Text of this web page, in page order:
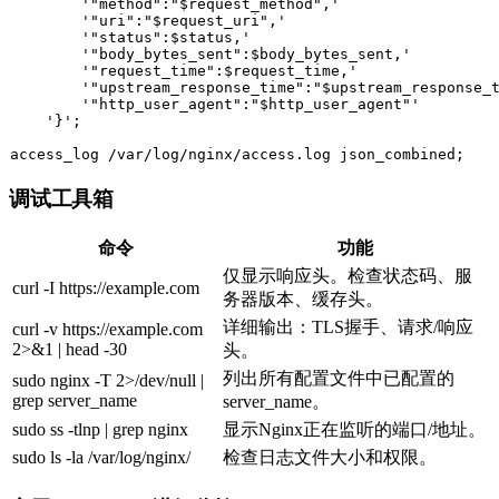
        '"method":"$request_method",'
        '"uri":"$request_uri",'
        '"status":$status,'
        '"body_bytes_sent":$body_bytes_sent,'
        '"request_time":$request_time,'
        '"http_user_agent":"$http_user_agent"'
    '}';
调试工具箱
命令 功能
curl -I https://example.com
仅显示响应头。检查状态码、服
务器版本、缓存头。
curl -v https://example.com
2>&1 | head -30
详细输出：TLS握手、请求/响应
头。
sudo nginx -T 2>/dev/null |
grep server_name
列出所有配置文件中已配置的
server_name。
sudo ss -tlnp | grep nginx
显示Nginx正在监听的端口/地址。
sudo ls -la /var/log/nginx/
检查日志文件大小和权限。